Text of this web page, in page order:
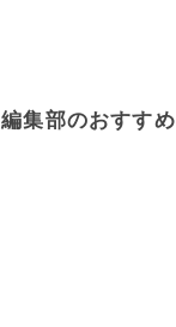
編集部のおすすめ